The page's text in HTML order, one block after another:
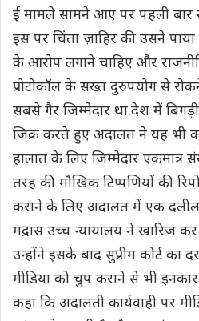
ई मामले सामने आए पर पहली बार
इस पर चिंता ज़ाहिर की उसने
के आरोप लगाने चाहिए और
प्रोटोकॉल के सख्त दुरुपयोग से
सबसे गैर जिम्मेदार था.देश में
जिक्र करते हुए अदालत ने यह
हालात के लिए जिम्मेदार एकमात्र
तरह की मौखिक टिप्पणियों की
कराने के लिए अदालत में एक
मद्रास उच्च न्यायालय ने खारिज कर
उन्होंने इसके बाद सुप्रीम कोर्ट का
मीडिया को चुप कराने से भी
कहा कि अदालती कार्यवाही पर